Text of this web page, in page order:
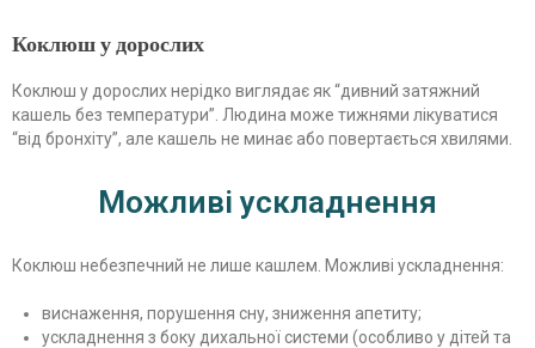
Коклюш у дорослих
Коклюш у дорослих нерідко виглядає як “дивний затяжний
кашель без температури”. Людина може тижнями лікуватися
“від бронхіту”, але кашель не минає або повертається хвилями.
Можливі ускладнення
Коклюш небезпечний не лише кашлем. Можливі ускладнення:
виснаження, порушення сну, зниження апетиту;
ускладнення з боку дихальної системи (особливо у дітей та